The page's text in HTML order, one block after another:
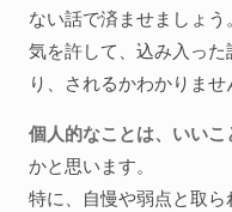
ない話で済ませましょう。
気を許して、込み入っ
り、されるかわかりませ
個人的なことは、いい
かと思います。
特に、自慢や弱点と取